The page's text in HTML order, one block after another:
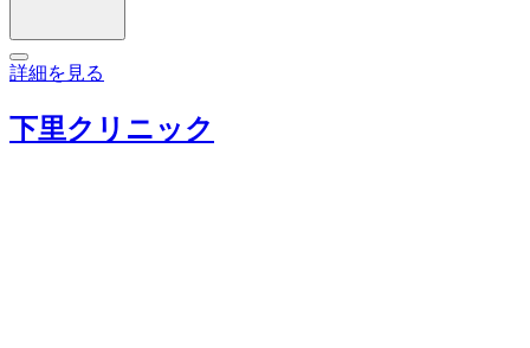
詳細を見る
下里クリニック